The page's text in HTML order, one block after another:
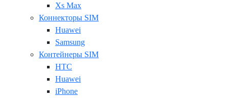
Xs Max
Коннекторы SIM
Huawei
Samsung
Контейнеры SIM
HTC
Huawei
iPhone